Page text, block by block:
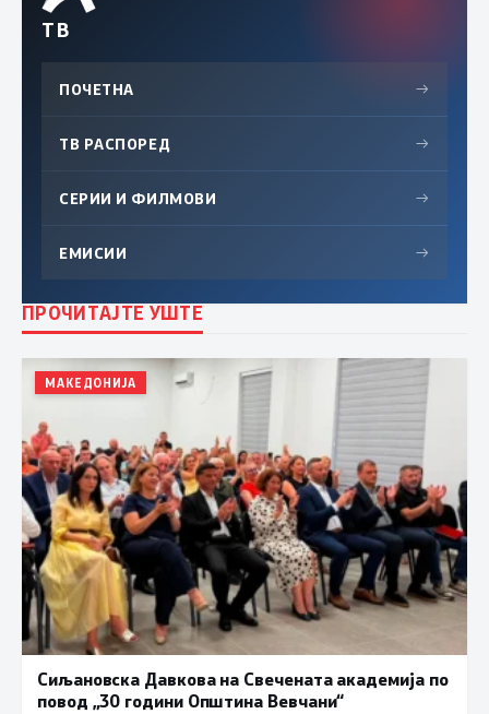
ТВ
ПОЧЕТНА →
ТВ РАСПОРЕД →
СЕРИИ И ФИЛМОВИ →
ЕМИСИИ →
ПРОЧИТАЈТЕ УШТЕ
МАКЕДОНИЈА
Сиљановска Давкова на Свечената академија по
повод „30 години Општина Вевчани“